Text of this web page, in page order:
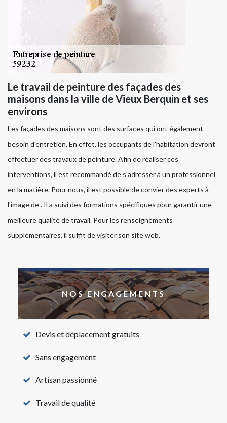
Le travail de peinture des façades des
maisons dans la ville de Vieux Berquin et ses
environs
Les façades des maisons sont des surfaces qui ont également
besoin d'entretien. En effet, les occupants de l'habitation devront
effectuer des travaux de peinture. Afin de réaliser ces
interventions, il est recommandé de s'adresser à un professionnel
en la matière. Pour nous, il est possible de convier des experts à
l'image de . Il a suivi des formations spécifiques pour garantir une
meilleure qualité de travail. Pour les renseignements
supplémentaires, il suffit de visiter son site web.
NOS ENGAGEMENTS
Devis et déplacement gratuits
Sans engagement
Artisan passionné
Travail de qualité